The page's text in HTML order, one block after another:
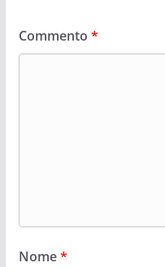
Commento *
Nome*